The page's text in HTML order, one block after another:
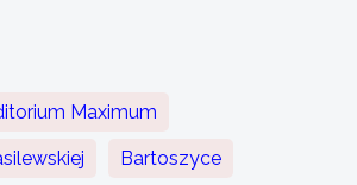
Maximum
Bartoszyce